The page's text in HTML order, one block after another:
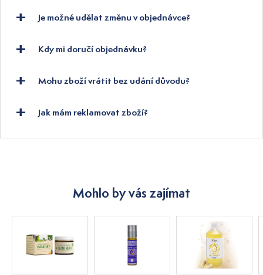
Je možné udělat změnu v objednávce?
Kdy mi doručí objednávku?
Mohu zboží vrátit bez udání důvodu?
Jak mám reklamovat zboží?
Mohlo by vás zajímat